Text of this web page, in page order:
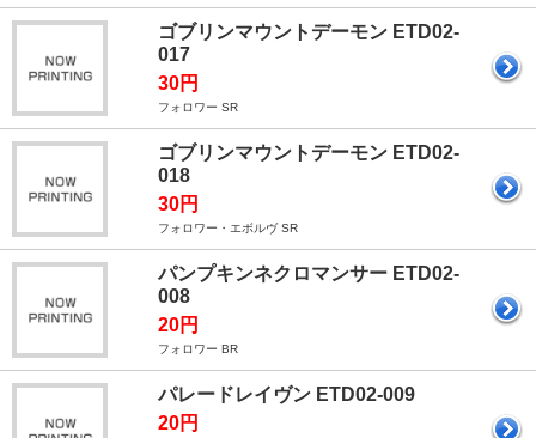
ゴブリンマウントデーモン ETD02-
017
30円
フォロワー SR
ゴブリンマウントデーモン ETD02-
018
30円
フォロワー・エボルヴ SR
パンプキンネクロマンサー ETD02-
008
20円
フォロワー BR
パレードレイヴン ETD02-009
20円